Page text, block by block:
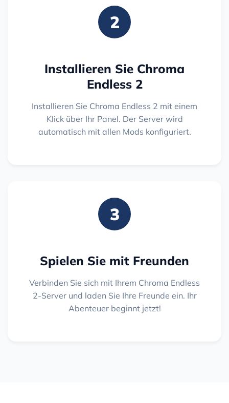
2
Installieren Sie Chroma
Endless 2
Installieren Sie Chroma Endless 2 mit einem
Klick über Ihr Panel. Der Server wird
automatisch mit allen Mods konfiguriert.
3
Spielen Sie mit Freunden
Verbinden Sie sich mit Ihrem Chroma Endless
2-Server und laden Sie Ihre Freunde ein. Ihr
Abenteuer beginnt jetzt!